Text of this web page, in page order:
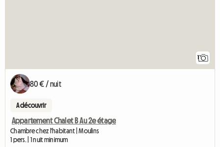
1
80 € / nuit
A découvrir
Appartement Chalet B Au 2e étage
Chambre chez l'habitant | Moulins
1 pers. | 1 nuit minimum